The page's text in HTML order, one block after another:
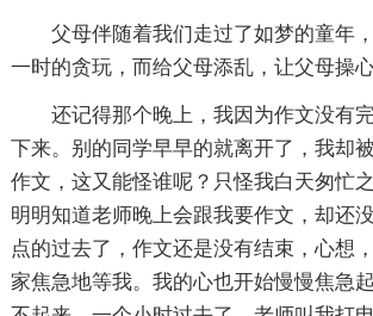
父母伴随着我们走过了如梦的童年
一时的贪玩，而给父母添乱，让父母操心
还记得那个晚上，我因为作文没有
下来。别的同学早早的就离开了，我却
作文，这又能怪谁呢？只怪我白天匆忙
明明知道老师晚上会跟我要作文，却还
点的过去了，作文还是没有结束，心想
家焦急地等我。我的心也开始慢慢焦急